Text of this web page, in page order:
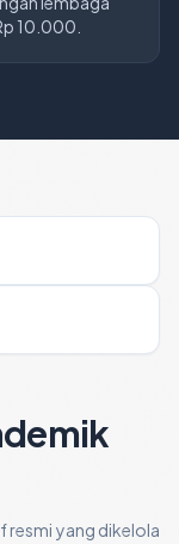
10.000.
resmi yang dikelola